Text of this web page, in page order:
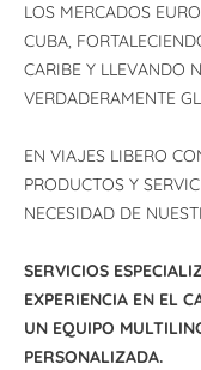
LOS MERCADOS
CUBA,
CARIBE Y LLEVANDO
VERDADERAMENTE
EN VIAJES LIBERO
PRODUCTOS Y
NECESIDAD DE
SERVICIOS
EXPERIENCIA EN EL
UN EQUIPO
PERSONALIZADA.